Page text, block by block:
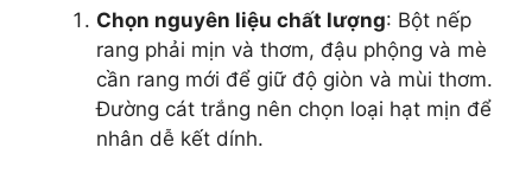
Chọn nguyên liệu chất lượng: Bột nếp
rang phải mịn và thơm, đậu phộng và mè
cần rang mới để giữ độ giòn và mùi thơm.
Đường cát trắng nên chọn loại hạt mịn để
nhân dễ kết dính.